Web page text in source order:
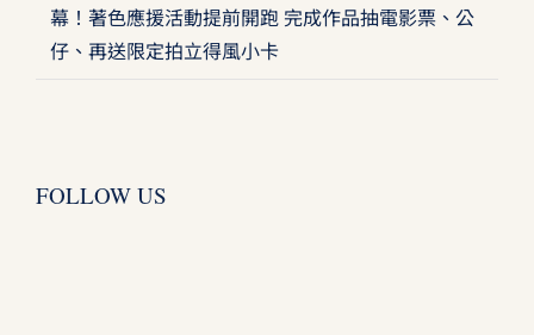
幕！著色應援活動提前開跑 完成作品抽電影票、公
仔、再送限定拍立得風小卡
FOLLOW US